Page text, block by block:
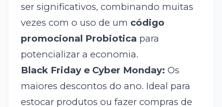
ser significativos, combinando muitas
vezes com o uso de um código
promocional Probiotica para
potencializar a economia.
Black Friday e Cyber Monday: Os
maiores descontos do ano. Ideal para
estocar produtos ou fazer compras de